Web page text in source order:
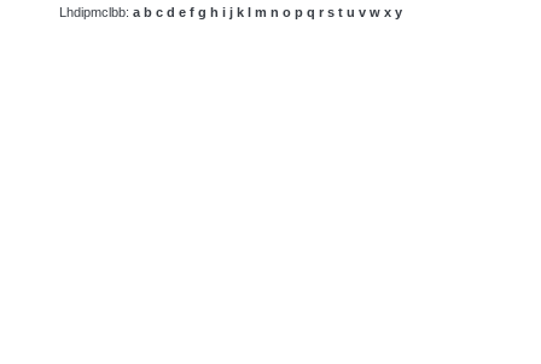
Lhdipmclbb: a b c d e f g h i j k l m n o p q r s t u v w x y